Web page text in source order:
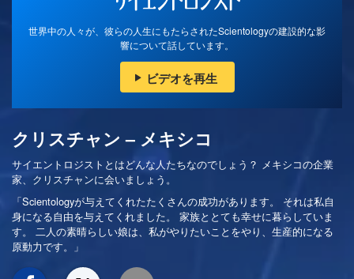
世界中の人々が、彼らの人生にもたらされたScientologyの建設的な影
響について話しています。
ビデオを再生
クリスチャン – メキシコ
サイエントロジストとはどんな人たちなのでしょう？ メキシコの企業
家、クリスチャンに会いましょう。
「Scientologyが与えてくれたたくさんの成功があります。 それは私自
身になる自由を与えてくれました。 家族ととても幸せに暮らしていま
す。 二人の素晴らしい娘は、私がやりたいことをやり、生産的になる
原動力です。」